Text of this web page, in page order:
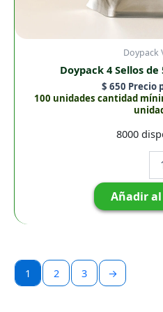
Doypack
Doypack 4 Sellos
$ 650 Precio
100 unidades cantidad
8000
Añadir
1 2 3 →